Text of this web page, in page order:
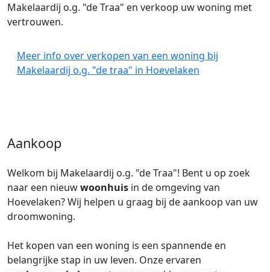
Makelaardij o.g. "de Traa" en verkoop uw woning met
vertrouwen.
Meer info over verkopen van een woning bij
Makelaardij o.g. "de traa" in Hoevelaken
Aankoop
Welkom bij Makelaardij o.g. "de Traa"! Bent u op zoek
naar een nieuwwoonhuis in de omgeving van
Hoevelaken? Wij helpen u graag bij de aankoop van uw
droomwoning.
Het kopen van een woning is een spannende en
belangrijke stap in uw leven. Onze ervaren